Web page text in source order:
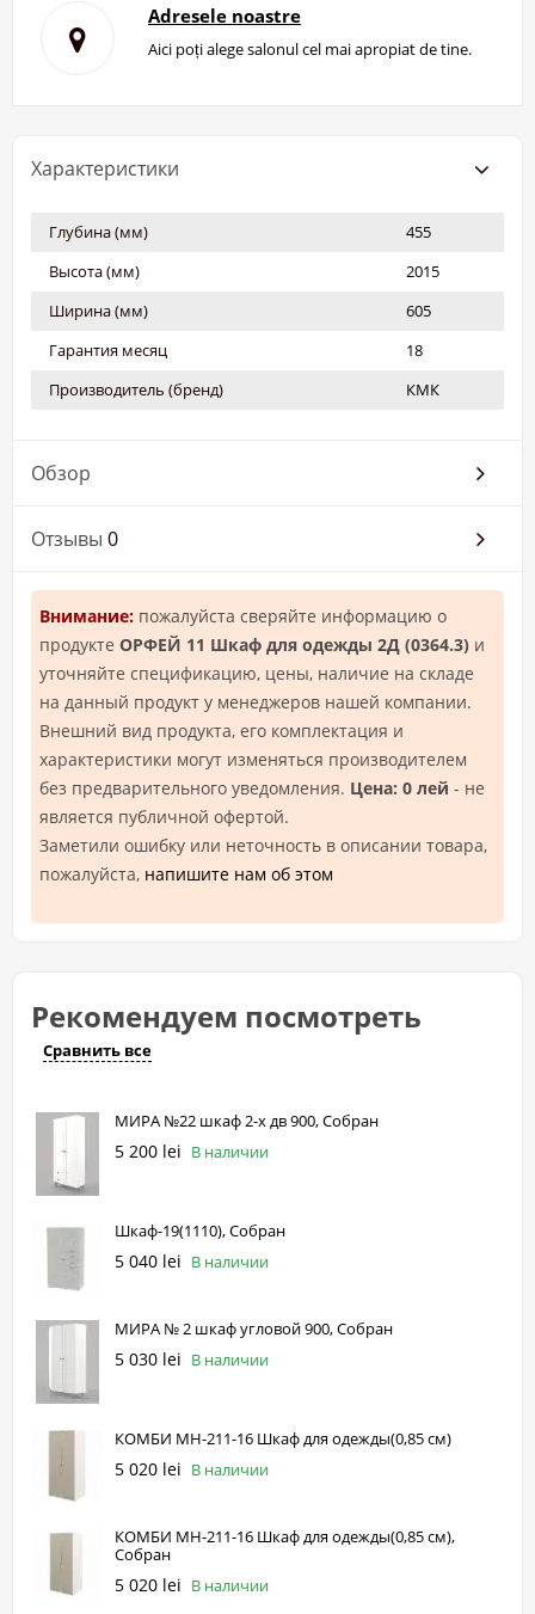
Adresele noastre
Aici poți alege salonul cel mai apropiat de tine.
Характеристики
Глубина (мм)
455
Высота (мм)
2015
Ширина (мм)
605
Гарантия месяц
18
Производитель (бренд)
КМК
Обзор
Отзывы 0
Внимание: пожалуйста сверяйте информацию о
продукте ОРФЕЙ 11 Шкаф для одежды 2Д (0364.3) и
уточняйте спецификацию, цены, наличие на складе
на данный продукт у менеджеров нашей компании.
Внешний вид продукта, его комплектация и
характеристики могут изменяться производителем
без предварительного уведомления. Цена: 0 лей - не
является публичной офертой.
Заметили ошибку или неточность в описании товара,
пожалуйста, напишите нам об этом
Рекомендуем посмотреть
Сравнить все
МИРА №22 шкаф 2-х дв 900, Собран
5 200 lei В наличии
Шкаф-19(1110), Собран
5 040 lei В наличии
МИРА № 2 шкаф угловой 900, Собран
5 030 lei В наличии
КОМБИ МН-211-16 Шкаф для одежды(0,85 см)
5 020 lei В наличии
КОМБИ МН-211-16 Шкаф для одежды(0,85 см),
Собран
5 020 lei В наличии